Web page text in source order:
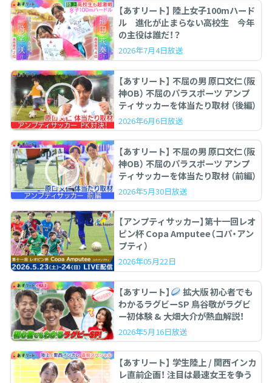
【あすリート】 陸上女子100mハード
ル 進化が止まらない高校生 今年
の主役は誰だ！？
2026年7月4日放送
【あすリート】 不屈の男 原口文仁（阪
神OB） 不屈のパラスポーツ アンプ
ティサッカーを体当たり取材 （後編）
2026年6月6日放送
【あすリート】 不屈の男 原口文仁（阪
神OB） 不屈のパラスポーツ アンプ
ティサッカーを体当たり取材 （前編）
2026年5月30日放送
【アンプティサッカー】第十一回レオ
ピン杯 Copa Amputee（コパ・アン
プティ）
2026年05月22日
【あすリート】
拡大版 初心者でも
わかるラグビーSP 鳥谷敬がラグビ
ー初体験 & 大畑大介が熱血解説！
2026年5月16日放送
【あすリート】 学生陸上 / 関西インカ
レ直前企画！ 注目は最速女王を争う